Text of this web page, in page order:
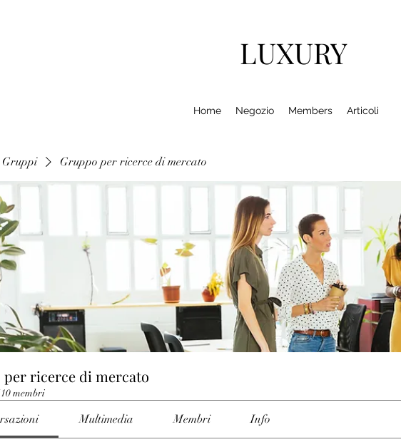
LUXURY
Home Negozio Members Articoli
Gruppi Gruppo per ricerce di mercato
per ricerce di mercato
membri
Multimedia Membri Info